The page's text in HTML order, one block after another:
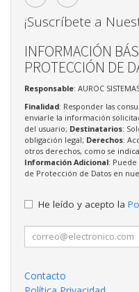
¡Suscríbete a
INFORMACIÓN
PROTECCIÓN DE
Responsable: AUROC
Finalidad: Responder las
enviarle la información
del usuario; Destinatarios:
obligación legal; Derechos:
otros derechos, como se
Información Adicional:
de Protección de Datos en
He leído y acepto la
Contacto